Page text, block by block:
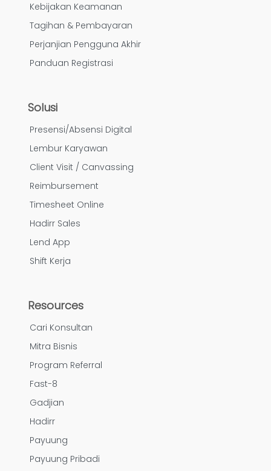
Kebijakan Keamanan
Tagihan & Pembayaran
Perjanjian Pengguna Akhir
Panduan Registrasi
Solusi
Presensi/Absensi Digital
Lembur Karyawan
Client Visit / Canvassing
Reimbursement
Timesheet Online
Hadirr Sales
Lend App
Shift Kerja
Resources
Cari Konsultan
Mitra Bisnis
Program Referral
Fast-8
Gadjian
Hadirr
Payuung
Payuung Pribadi